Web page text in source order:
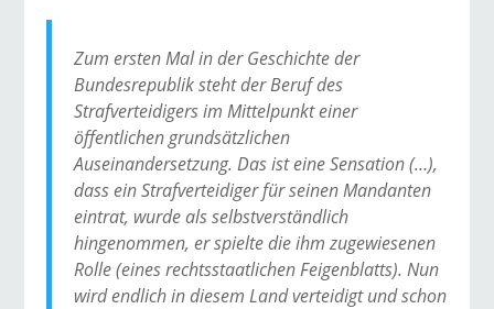
Zum ersten Mal in der Geschichte der
Bundesrepublik steht der Beruf des
Strafverteidigers im Mittelpunkt einer
öffentlichen grundsätzlichen
Auseinandersetzung. Das ist eine Sensation (…),
dass ein Strafverteidiger für seinen Mandanten
eintrat, wurde als selbstverständlich
hingenommen, er spielte die ihm zugewiesenen
Rolle (eines rechtsstaatlichen Feigenblatts). Nun
wird endlich in diesem Land verteidigt und schon